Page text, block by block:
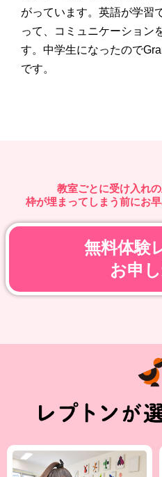
がっています。英語が学習
って、コミュニケーション
す。中学生になったので
です。
教室ごとに受け入れの
枠が埋まってしまう前にお
無料体験
お申